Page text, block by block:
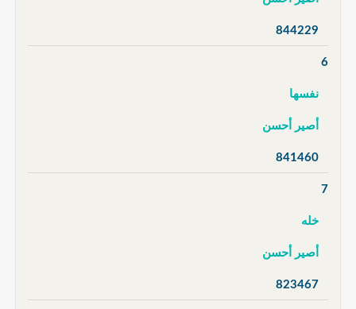
844229
6
نفسها
أصير أحسن
841460
7
خله
أصير أحسن
823467